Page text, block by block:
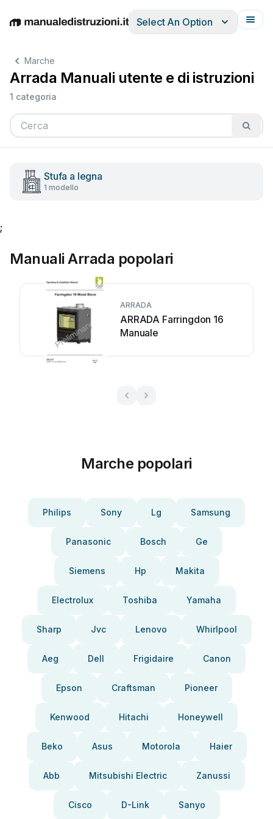
EnglishDeutschEspañolItalianoFrançais
Select An Option
Marche
Arrada Manuali utente e di istruzioni
1 categoria
Stufa a legna
1 modello
;
Manuali Arrada popolari
ARRADA
ARRADA Farringdon 16
Manuale
Marche popolari
Philips Sony Lg Samsung
Panasonic Bosch Ge
Siemens Hp Makita
Electrolux Toshiba Yamaha
Sharp Jvc Lenovo Whirlpool
Aeg Dell Frigidaire Canon
Epson Craftsman Pioneer
Kenwood Hitachi Honeywell
Beko Asus Motorola Haier
Abb Mitsubishi Electric Zanussi
Cisco D-Link Sanyo